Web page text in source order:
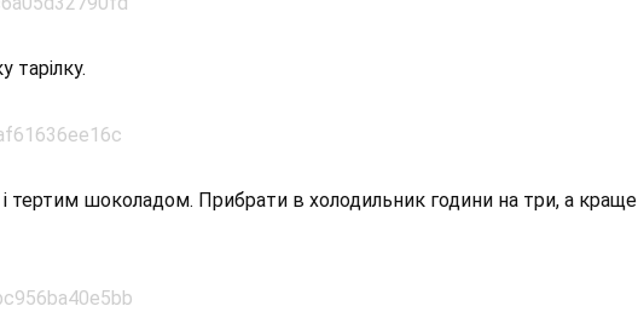
тарілку.
тертим шоколадом. Прибрати в холодильник години на три, а краще